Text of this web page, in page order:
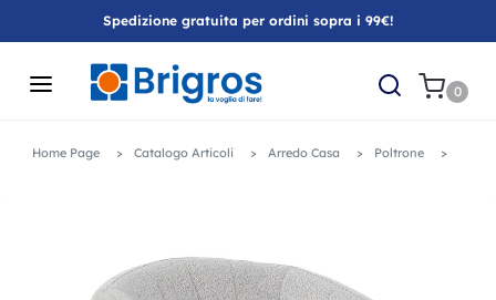
Spedizione gratuita per ordini sopra i 99€!
0
Home Page Catalogo Articoli Arredo Casa Poltrone